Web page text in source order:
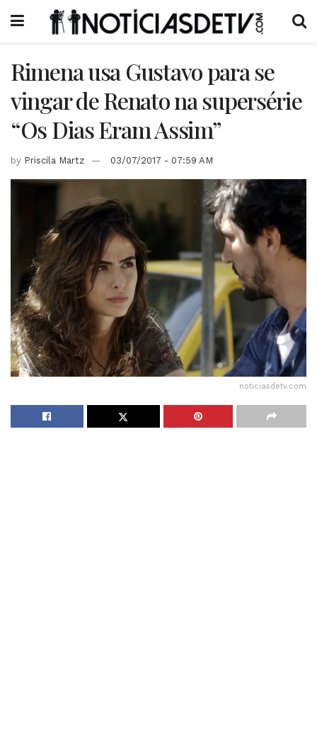
Rimena usa Gustavo para se
vingar de Renato na supersérie
“Os Dias Eram Assim”
by Priscila Martz 03/07/2017 - 07:59 AM
noticiasdetv.com